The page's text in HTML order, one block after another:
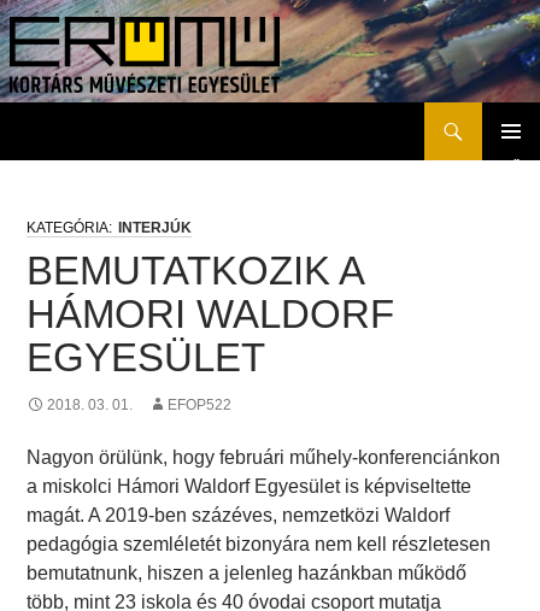
INTERJÚK
BEMUTATKOZIK A
HÁMORI WALDORF
EGYESÜLET
2018. 03. 01. EFOP522
Nagyon örülünk, hogy februári műhely-konferenciánkon
a miskolci Hámori Waldorf Egyesület is képviseltette
magát. A 2019-ben százéves, nemzetközi Waldorf
pedagógia szemléletét bizonyára nem kell részletesen
bemutatnunk, hiszen a jelenleg hazánkban működő
több, mint 23 iskola és 40 óvodai csoport mutatja